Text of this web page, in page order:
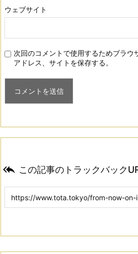
ウェブサイト
次回のコメントで使用するためブラウ
アドレス、サイトを保存する。
 この記事のトラックバック